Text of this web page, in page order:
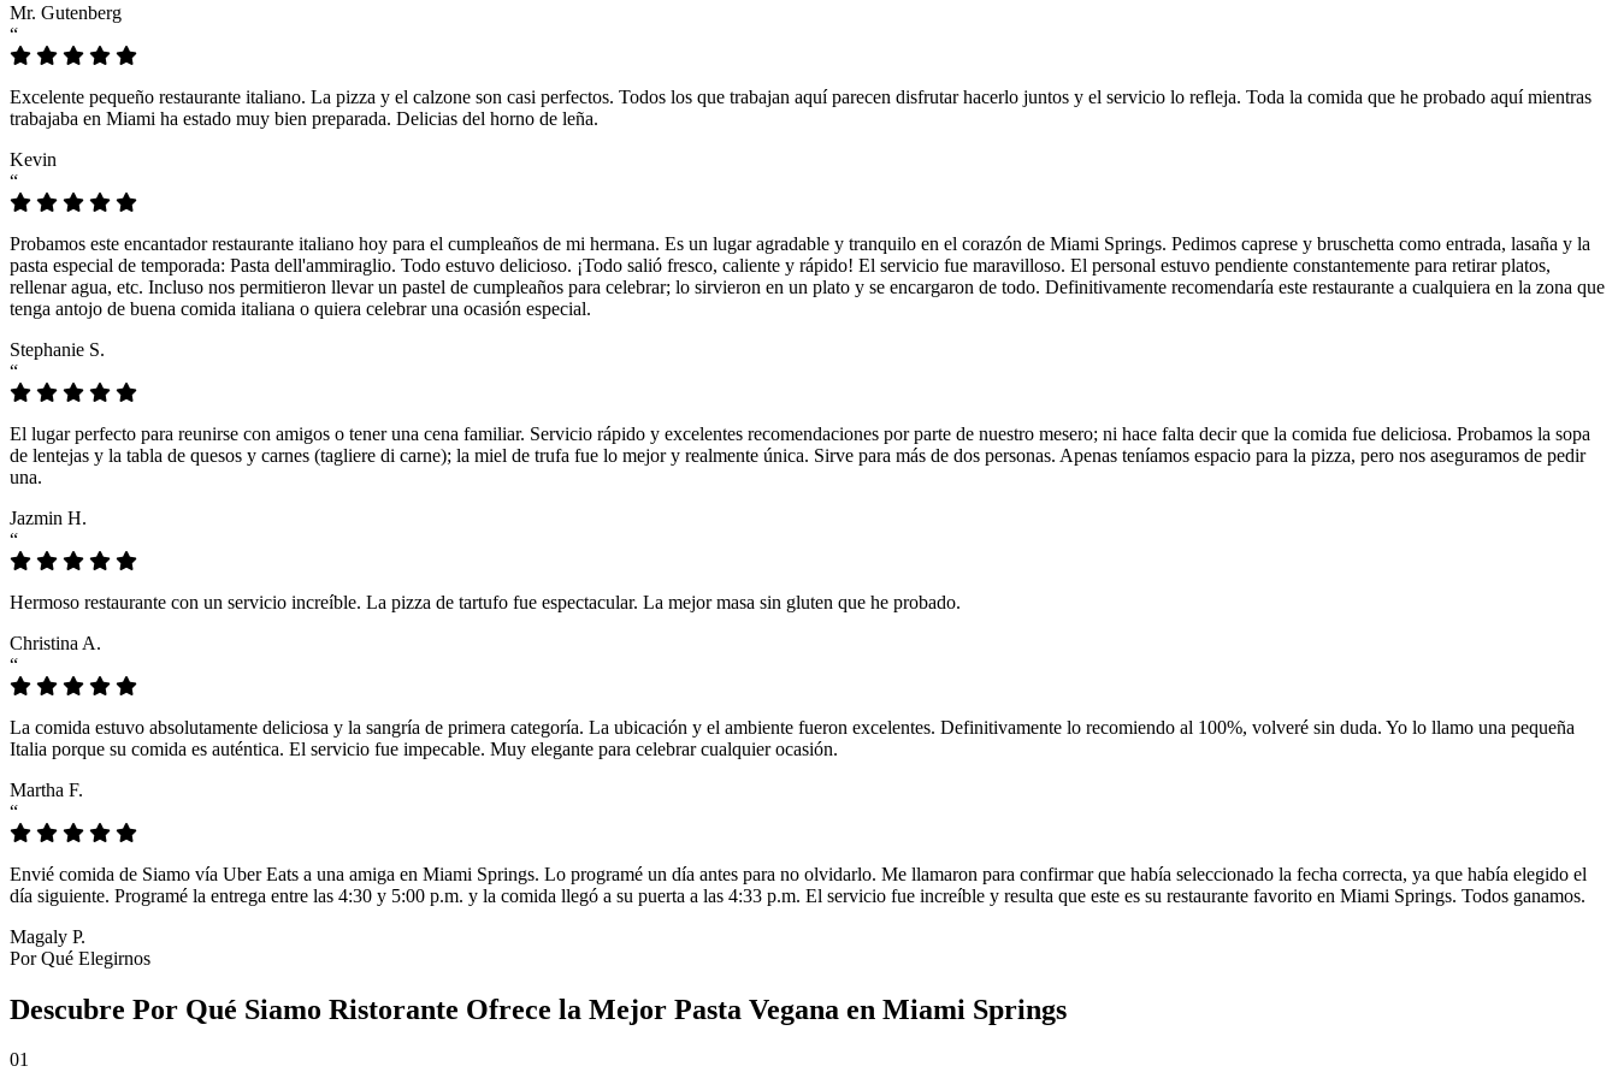
Mr. Gutenberg
“
Excelente pequeño restaurante italiano. La pizza y el calzone son casi perfectos. Todos los que trabajan aquí parecen disfrutar hacerlo juntos y el servicio lo refleja. Toda la comida que he probado aquí mientras
trabajaba en Miami ha estado muy bien preparada. Delicias del horno de leña.
Kevin
“
Probamos este encantador restaurante italiano hoy para el cumpleaños de mi hermana. Es un lugar agradable y tranquilo en el corazón de Miami Springs. Pedimos caprese y bruschetta como entrada, lasaña y la
pasta especial de temporada: Pasta dell'ammiraglio. Todo estuvo delicioso. ¡Todo salió fresco, caliente y rápido! El servicio fue maravilloso. El personal estuvo pendiente constantemente para retirar platos,
rellenar agua, etc. Incluso nos permitieron llevar un pastel de cumpleaños para celebrar; lo sirvieron en un plato y se encargaron de todo. Definitivamente recomendaría este restaurante a cualquiera en la zona que
tenga antojo de buena comida italiana o quiera celebrar una ocasión especial.
Stephanie S.
“
El lugar perfecto para reunirse con amigos o tener una cena familiar. Servicio rápido y excelentes recomendaciones por parte de nuestro mesero; ni hace falta decir que la comida fue deliciosa. Probamos la sopa
de lentejas y la tabla de quesos y carnes (tagliere di carne); la miel de trufa fue lo mejor y realmente única. Sirve para más de dos personas. Apenas teníamos espacio para la pizza, pero nos aseguramos de pedir
una.
Jazmin H.
“
Hermoso restaurante con un servicio increíble. La pizza de tartufo fue espectacular. La mejor masa sin gluten que he probado.
Christina A.
“
La comida estuvo absolutamente deliciosa y la sangría de primera categoría. La ubicación y el ambiente fueron excelentes. Definitivamente lo recomiendo al 100%, volveré sin duda. Yo lo llamo una pequeña
Italia porque su comida es auténtica. El servicio fue impecable. Muy elegante para celebrar cualquier ocasión.
Martha F.
“
Envié comida de Siamo vía Uber Eats a una amiga en Miami Springs. Lo programé un día antes para no olvidarlo. Me llamaron para confirmar que había seleccionado la fecha correcta, ya que había elegido el
día siguiente. Programé la entrega entre las 4:30 y 5:00 p.m. y la comida llegó a su puerta a las 4:33 p.m. El servicio fue increíble y resulta que este es su restaurante favorito en Miami Springs. Todos ganamos.
Magaly P.
Por Qué Elegirnos
Descubre Por Qué Siamo Ristorante Ofrece la Mejor Pasta Vegana en Miami Springs
01